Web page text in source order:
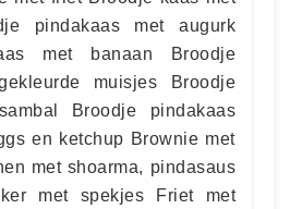
pindakaas met augurk
met banaan Broodje
muisjes Broodje
Broodje pindakaas
en ketchup Brownie met
met shoarma, pindasaus
met spekjes Friet met